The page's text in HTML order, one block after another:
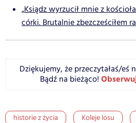
„Ksiądz wyrzucił mnie z
córki. Brutalnie zbezcześciłem
Dziękujemy, że przeczytałaś/eś
Bądź na bieżąco!
historie z życia Koleje losu